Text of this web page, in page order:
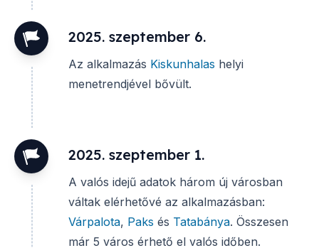
2025. szeptember 6.
Az alkalmazás Kiskunhalas helyi
menetrendjével bővült.
2025. szeptember 1.
A valós idejű adatok három új városban
váltak elérhetővé az alkalmazásban:
Várpalota, Paks és Tatabánya. Összesen
már 5 város érhető el valós időben.